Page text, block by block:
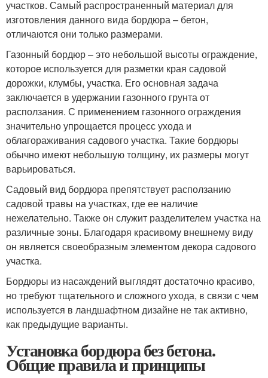
участков. Самый распространенный материал для
изготовления данного вида бордюра – бетон,
отличаются они только размерами.
Газонный бордюр – это небольшой высоты ограждение,
которое используется для разметки края садовой
дорожки, клумбы, участка. Его основная задача
заключается в удержании газонного грунта от
расползания. С применением газонного ограждения
значительно упрощается процесс ухода и
облагораживания садового участка. Такие бордюры
обычно имеют небольшую толщину, их размеры могут
варьироваться.
Садовый вид бордюра препятствует расползанию
садовой травы на участках, где ее наличие
нежелательно. Также он служит разделителем участка на
различные зоны. Благодаря красивому внешнему виду
он является своеобразным элементом декора садового
участка.
Бордюры из насаждений выглядят достаточно красиво,
но требуют тщательного и сложного ухода, в связи с чем
используется в ландшафтном дизайне не так активно,
как предыдущие варианты.
Установка бордюра без бетона.
Общие правила и принципы